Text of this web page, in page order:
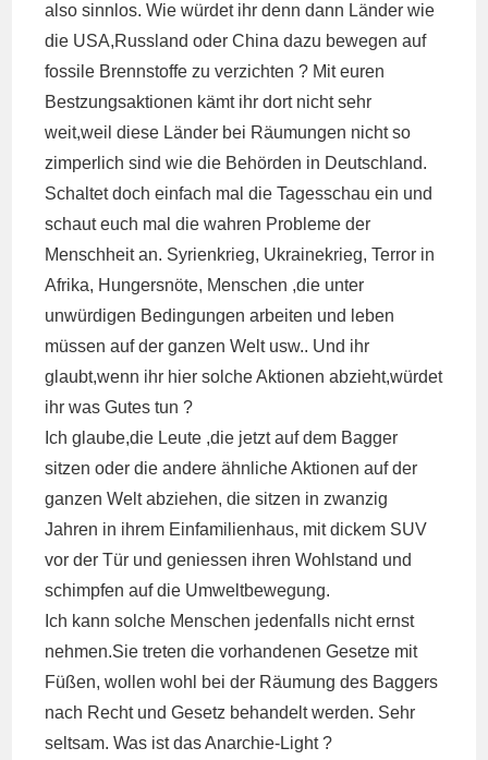
also sinnlos. Wie würdet ihr denn dann Länder wie
die USA,Russland oder China dazu bewegen auf
fossile Brennstoffe zu verzichten ? Mit euren
Bestzungsaktionen kämt ihr dort nicht sehr
weit,weil diese Länder bei Räumungen nicht so
zimperlich sind wie die Behörden in Deutschland.
Schaltet doch einfach mal die Tagesschau ein und
schaut euch mal die wahren Probleme der
Menschheit an. Syrienkrieg, Ukrainekrieg, Terror in
Afrika, Hungersnöte, Menschen ,die unter
unwürdigen Bedingungen arbeiten und leben
müssen auf der ganzen Welt usw.. Und ihr
glaubt,wenn ihr hier solche Aktionen abzieht,würdet
ihr was Gutes tun ?
Ich glaube,die Leute ,die jetzt auf dem Bagger
sitzen oder die andere ähnliche Aktionen auf der
ganzen Welt abziehen, die sitzen in zwanzig
Jahren in ihrem Einfamilienhaus, mit dickem SUV
vor der Tür und geniessen ihren Wohlstand und
schimpfen auf die Umweltbewegung.
Ich kann solche Menschen jedenfalls nicht ernst
nehmen.Sie treten die vorhandenen Gesetze mit
Füßen, wollen wohl bei der Räumung des Baggers
nach Recht und Gesetz behandelt werden. Sehr
seltsam. Was ist das Anarchie-Light ?